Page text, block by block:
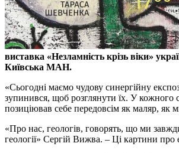
виставка «Незламність крізь віки»
Київська МАН.
«Сьогодні маємо чудову синергійну
зупинився, щоб розглянути їх. У
позиціював себе передовсім як маляр, як
«Про нас, геологів, говорять, що ми
геології» Сергій Вижва. – Ці картини